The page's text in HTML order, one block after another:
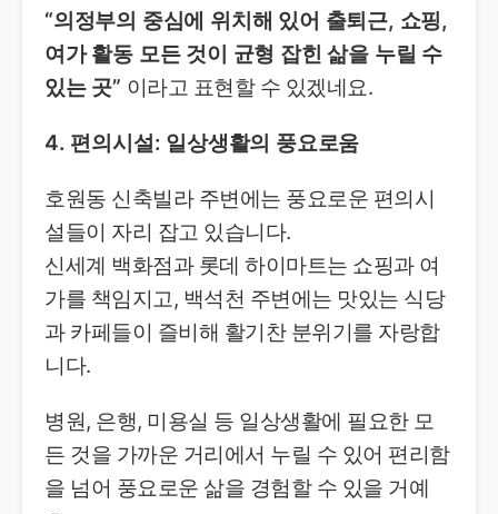
“의정부의 중심에 위치해 있어 출퇴근, 쇼핑,
여가 활동 모든 것이 균형 잡힌 삶을 누릴 수
있는 곳” 이라고 표현할 수 있겠네요.
4. 편의시설: 일상생활의 풍요로움
호원동 신축빌라 주변에는 풍요로운 편의시
설들이 자리 잡고 있습니다.
신세계 백화점과 롯데 하이마트는 쇼핑과 여
가를 책임지고, 백석천 주변에는 맛있는 식당
과 카페들이 즐비해 활기찬 분위기를 자랑합
니다.
병원, 은행, 미용실 등 일상생활에 필요한 모
든 것을 가까운 거리에서 누릴 수 있어 편리함
을 넘어 풍요로운 삶을 경험할 수 있을 거예